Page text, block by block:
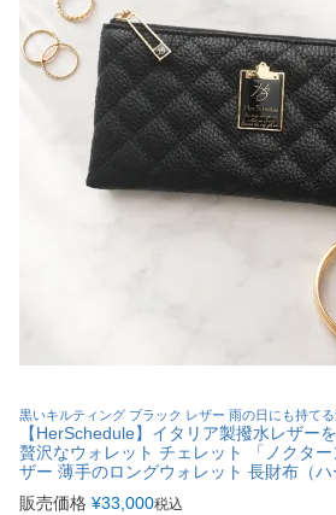
黒いキルティング ブラック レザー 雨の日にも持て
【HerSchedule】イタリア製撥水レザー
贅沢なウォレット チェレット 「ノクタ
ザー 薄手のロングウォレット 長財布（ハ
販売価格 ¥33,000税込